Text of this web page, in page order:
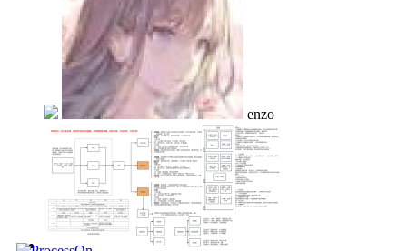
enzo